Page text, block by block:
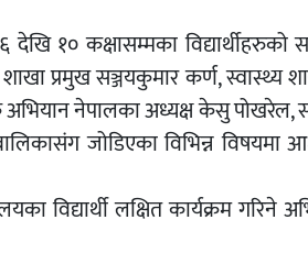
१० कक्षासम्मका विद्यार्थीहरुको
प्रमुख सञ्जयकुमार कर्ण, स्वास्थ्य
नेपालका अध्यक्ष केसु पोखरेल,
जोडिएका विभिन्न विषयमा
विद्यार्थी लक्षित कार्यक्रम गरिने